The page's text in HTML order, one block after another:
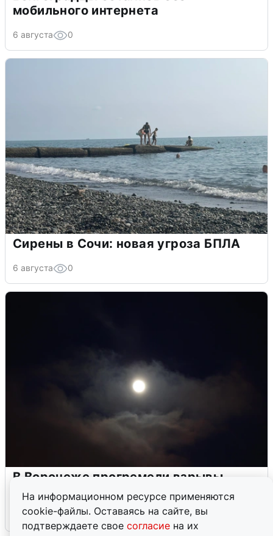
На информационном ресурсе применяются
cookie-файлы. Оставаясь на сайте, вы
подтверждаете свое согласие на их
мобильного интернета
6 августа 0
Сирены в Сочи: новая угроза БПЛА
6 августа 0
В Воронеже прогремели взрывы
после сигнала тревоги
5 августа 0